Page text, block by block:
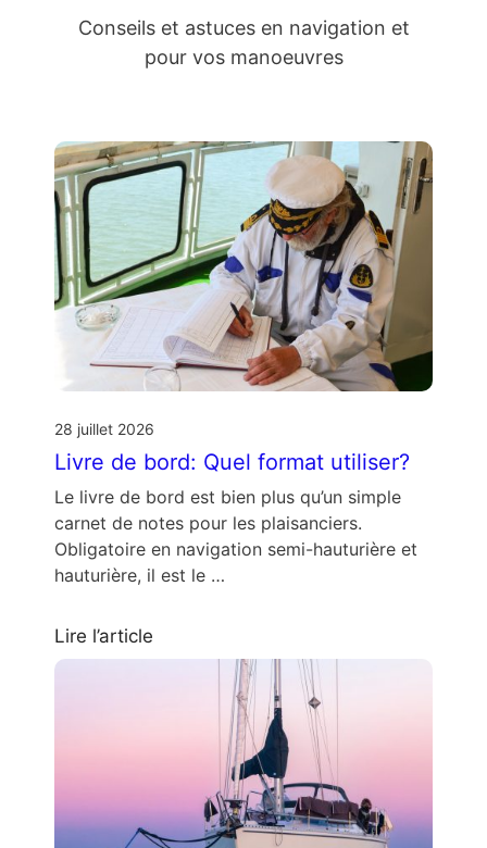
Conseils et astuces en navigation et
pour vos manoeuvres
28 juillet 2026
Livre de bord: Quel format utiliser?
Le livre de bord est bien plus qu’un simple
carnet de notes pour les plaisanciers.
Obligatoire en navigation semi-hauturière et
hauturière, il est le …
Lire l’article